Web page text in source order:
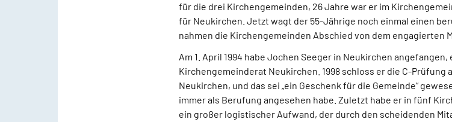
für die drei Kirchengemeinden, 26 Jahre war er im
für Neukirchen. Jetzt wagt der 55-Jährige noch einmal einen
nahmen die Kirchengemeinden Abschied von dem engagierten
Am 1. April 1994 habe Jochen Seeger in Neukirchen
Kirchengemeinderat Neukirchen. 1998 schloss er die C-Prüfung
Neukirchen, und das sei „ein Geschenk für die Gemeinde“
immer als Berufung angesehen habe. Zuletzt habe er in fünf
ein großer logistischer Aufwand, der durch den scheidenden